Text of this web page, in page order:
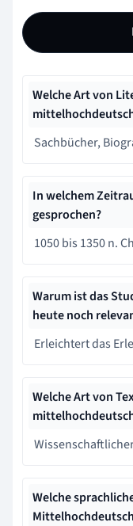
Welche Art von
Sachbücher,
In welchem
gesprochen?
1050 bis 1350 n.
Warum ist das
heute noch
Erleichtert das
Welche Art von
Welche